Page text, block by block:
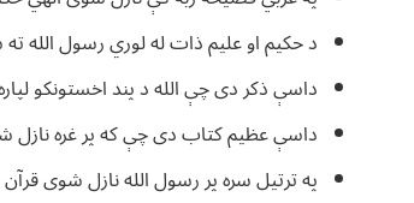
د حکیم او علیم ذات له لوري رسول الله
داسې ذکر دی چې الله د پند اخستونکو لپاره آسان
داسې عظیم کتاب دی چې که پر غره نازل
په ترتیل سره پر رسول الله نازل شوی قرآن